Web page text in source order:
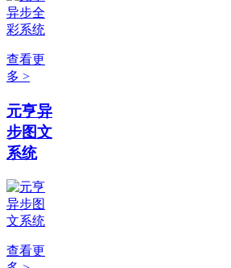
查看更
多 >
元亨异
步图文
系统
查看更